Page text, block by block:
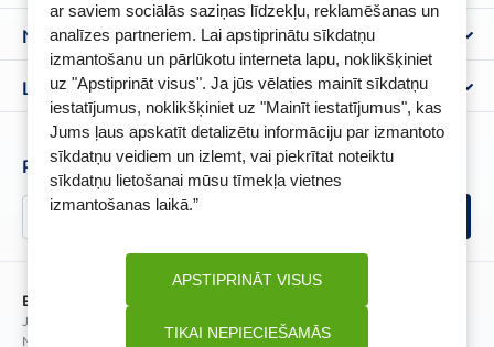
ar saviem sociālās saziņas līdzekļu, reklamēšanas un
analīzes partneriem. Lai apstiprinātu sīkdatņu
izmantošanu un pārlūkotu interneta lapu, noklikšķiniet
uz "Apstiprināt visus". Ja jūs vēlaties mainīt sīkdatņu
iestatījumus, noklikšķiniet uz "Mainīt iestatījumus", kas
Jums ļaus apskatīt detalizētu informāciju par izmantoto
sīkdatņu veidiem un izlemt, vai piekrītat noteiktu
sīkdatņu lietošanai mūsu tīmekļa vietnes
izmantošanas laikā.”
TIKAI NEPIECIEŠAMĀS
APSTIPRINĀT VISUS
Benu Blogs
Aptiekas
BENU Aptieka kontakti
Piegāde
Biežāk uzdotie jautājumi
Kā iepirkties
Noteikumi
Lietošanas noteikumi
Atteikuma tiesību veidlapa
Privātuma politika
Sīkfailu politika
Videonovērošanas politika
Lojalitātes programma
BENU karte
Senioru priekšrocības
Īpašās priekšrocības
BENU lojalitātes programmas noteikumi
Piesakies un esi pirmais, kas uzzina BENU jaunumus!
BENU Aptieka Latvija, SIA
Juridiskā adrese / Faktiskā adrese:
Noliktavu iela 5, Dreiliņi, Stopiņu novads, LV-2130